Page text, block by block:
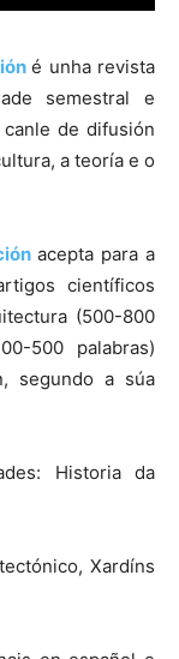
é unha revista
semestral e
de difusión
a teoría e o
acepta para a
científicos
(500-800
500 palabras)
segundo a súa
Historia da
Xardíns